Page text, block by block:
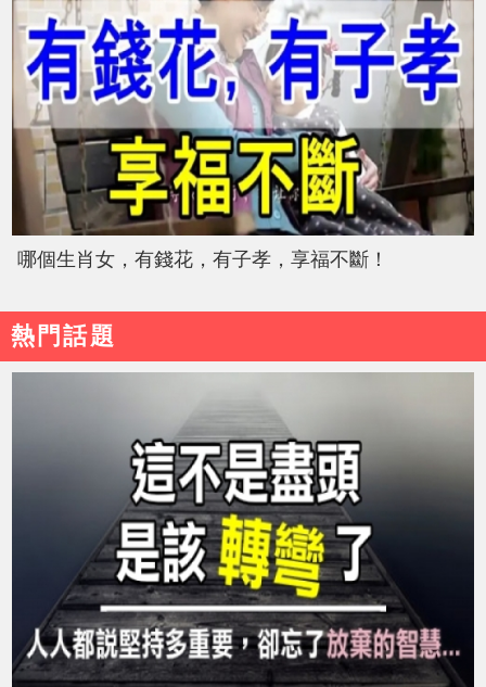
哪個生肖女，有錢花，有子孝，享福不斷！
熱門話題